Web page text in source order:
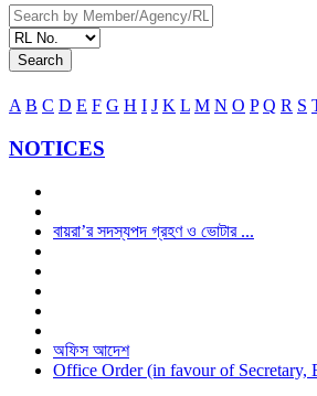
Search
A B C D E F G H I J K L M N O P Q R S
NOTICES
বায়রা’র সদস্যপদ গ্রহণ ও ভোটার ...
অফিস আদেশ
Office Order (in favour of